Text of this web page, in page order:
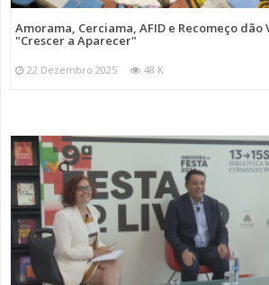
Amorama, Cerciama, AFID e Recomeço dão
"Crescer a Aparecer"
22 Dezembro 2025 48 K